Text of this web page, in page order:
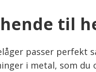
til
passer perfekt
i metal, som du